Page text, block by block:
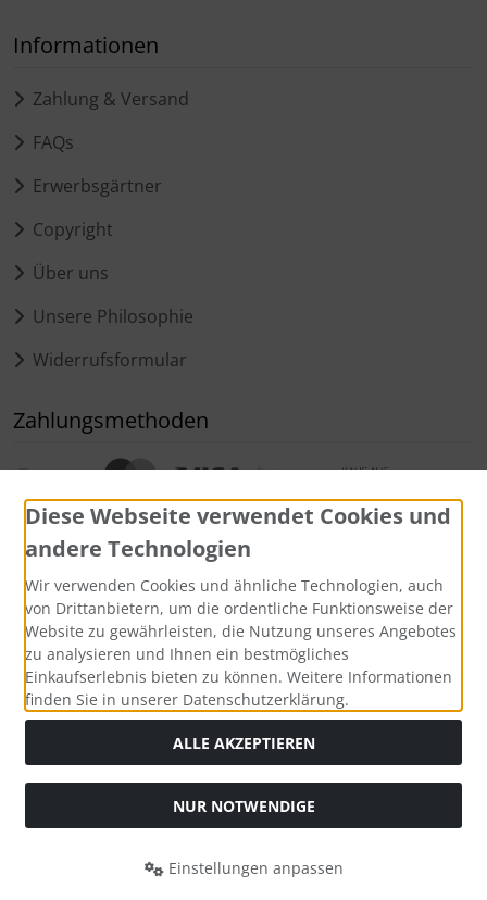
Informationen
Zahlung & Versand
FAQs
Erwerbsgärtner
Copyright
Über uns
Unsere Philosophie
Widerrufsformular
Zahlungsmethoden
Widerrufsformular
Alle Preise inkl. gesetzl. MwSt. zzgl.Versandkosten
durchgestrichenen Preise entsprechen dem bisherigen Preis
Bio Saatgut, Samenfest, Gemüse Biosaatgut © 2026 | Template
Diese Webseite verwendet Cookies und
andere Technologien
Wir verwenden Cookies und ähnliche Technologien, auch
von Drittanbietern, um die ordentliche Funktionsweise der
Website zu gewährleisten, die Nutzung unseres Angebotes
zu analysieren und Ihnen ein bestmögliches
Einkaufserlebnis bieten zu können. Weitere Informationen
finden Sie in unserer Datenschutzerklärung.
ALLE AKZEPTIEREN
NUR NOTWENDIGE
Einstellungen anpassen